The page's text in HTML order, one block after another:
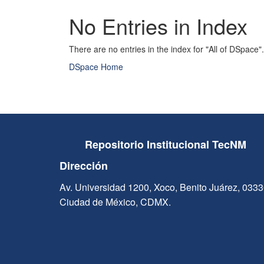
No Entries in Index
There are no entries in the index for "All of DSpace".
DSpace Home
Repositorio Institucional TecNM
Dirección
Av. Universidad 1200, Xoco, Benito Juárez,
Ciudad de México, CDMX.